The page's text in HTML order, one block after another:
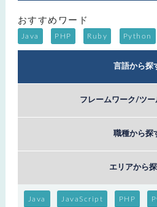
おすすめワード
Java PHP Ruby Python
言語から探
フレームワーク/ツー
職種から探
エリアから
Java JavaScript PHP